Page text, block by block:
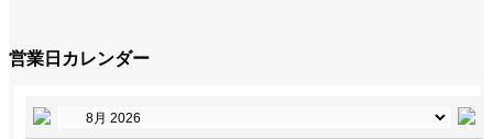
営業日カレンダー